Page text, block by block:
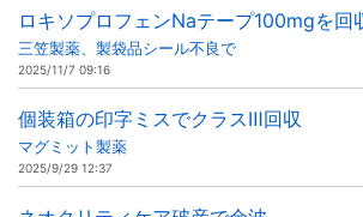
ロキソプロフェンNaテープ100mgを回
三笠製薬、製袋品シール不良で
2025/11/7 09:16
個装箱の印字ミスでクラスⅢ回収
マグミット製薬
2025/9/29 12:37